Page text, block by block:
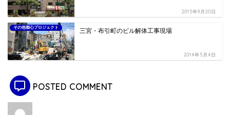
2015年9月20日
その他都心プロジェクト 三宮・布引町のビル解体工事現場
2014年5月4日
POSTED COMMENT